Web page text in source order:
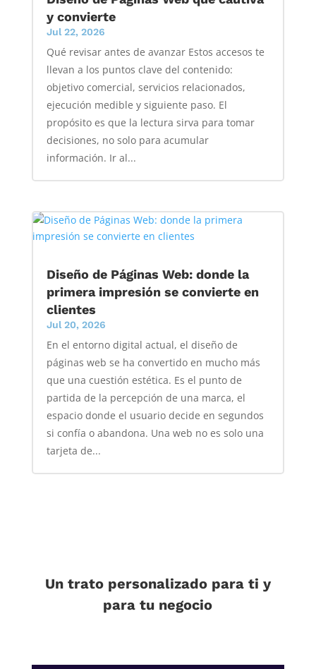
y convierte
Jul 22, 2026
Qué revisar antes de avanzar Estos accesos te
llevan a los puntos clave del contenido:
objetivo comercial, servicios relacionados,
ejecución medible y siguiente paso. El
propósito es que la lectura sirva para tomar
decisiones, no solo para acumular
información. Ir al...
Diseño de Páginas Web: donde la
primera impresión se convierte en
clientes
Jul 20, 2026
En el entorno digital actual, el diseño de
páginas web se ha convertido en mucho más
que una cuestión estética. Es el punto de
partida de la percepción de una marca, el
espacio donde el usuario decide en segundos
si confía o abandona. Una web no es solo una
tarjeta de...
Un trato personalizado para ti y
para tu negocio